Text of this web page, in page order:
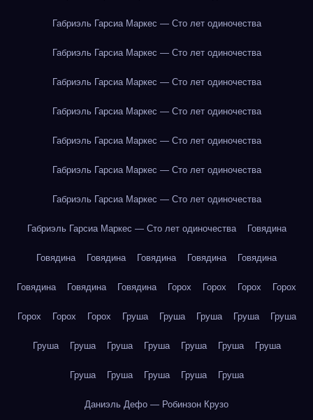
Габриэль Гарсиа Маркес — Сто лет одиночества
Габриэль Гарсиа Маркес — Сто лет одиночества
Габриэль Гарсиа Маркес — Сто лет одиночества
Габриэль Гарсиа Маркес — Сто лет одиночества
Габриэль Гарсиа Маркес — Сто лет одиночества
Габриэль Гарсиа Маркес — Сто лет одиночества
Габриэль Гарсиа Маркес — Сто лет одиночества
Габриэль Гарсиа Маркес — Сто лет одиночества Говядина
Говядина Говядина Говядина Говядина Говядина
Говядина Говядина Говядина Горох Горох Горох Горох
Горох Горох Горох Груша Груша Груша Груша Груша
Груша Груша Груша Груша Груша Груша Груша
Груша Груша Груша Груша Груша
Даниэль Дефо — Робинзон Крузо